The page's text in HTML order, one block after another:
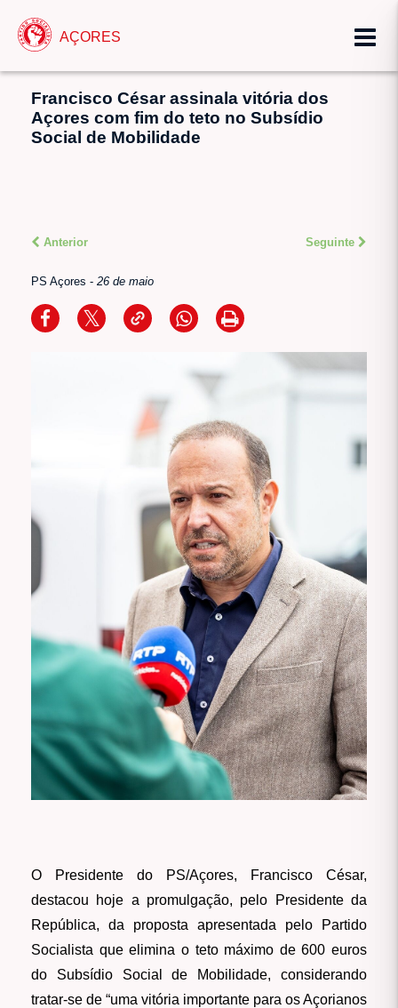
AÇORES
Francisco César assinala vitória dos
Açores com fim do teto no Subsídio
Social de Mobilidade
Anterior Seguinte
PS Açores - 26 de maio
O Presidente do PS/Açores, Francisco César,
destacou hoje a promulgação, pelo Presidente da
República, da proposta apresentada pelo Partido
Socialista que elimina o teto máximo de 600 euros
do Subsídio Social de Mobilidade, considerando
tratar-se de “uma vitória importante para os Açorianos